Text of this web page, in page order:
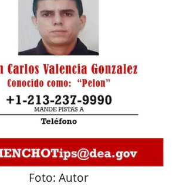
Foto: Autor